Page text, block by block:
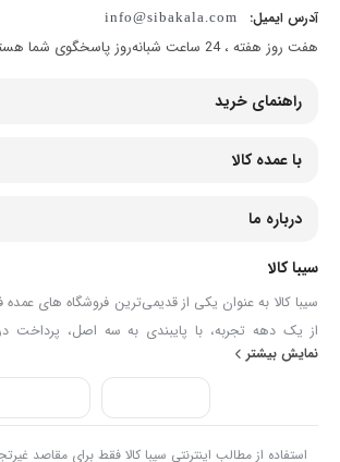
آدرس ایمیل: info@sibakala.com
هفت روز هفته ، 24 ساعت شبانه‌روز پاسخگوی شما هستیم.
راهنمای خرید
با عمده کالا
درباره ما
سیبا کالا
سیبا کالا به عنوان یکی از قدیمی‌ترین فروشگاه های
بازگشت کالا و تضمین اصل‌بودن کالا موفق شده تا همگام
جهان، به بزرگ‌ترین فروشگاه اینترنتی ایران تبدیل
سیبا کالا با دنیایی از کالا رو به رو می‌شوید! هر آنچه که
خطور می‌کند در اینجا پیدا خواهید کرد.
نمایش بیشتر
استفاده از مطالب اینترنتی سیبا کالا فقط برای مقاصد